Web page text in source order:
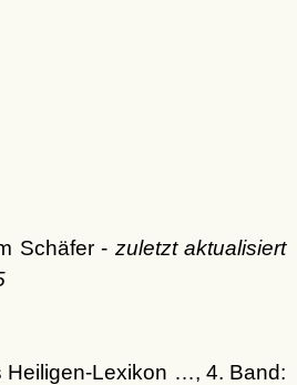
Schäfer - zuletzt aktualisiert
Heiligen-Lexikon …, 4. Band: